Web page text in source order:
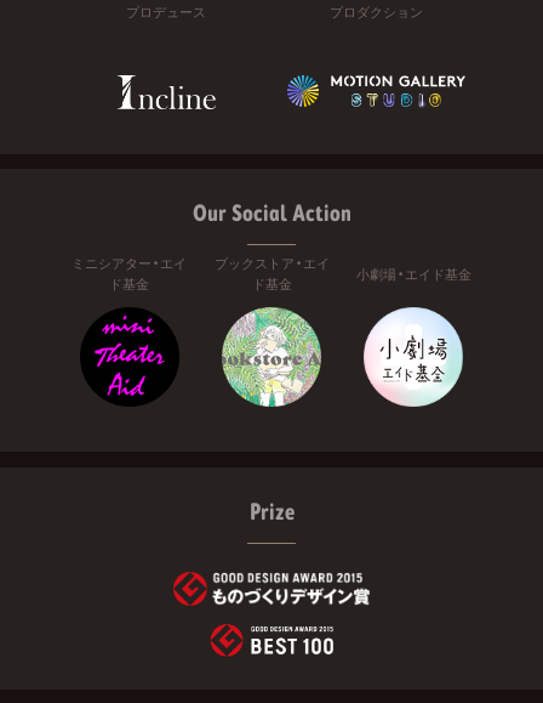
プロデュース プロダクション
Our Social Action
ミニシアター・エイ
ド基金
ブックストア・エイ
ド基金
小劇場・エイド基金
Prize